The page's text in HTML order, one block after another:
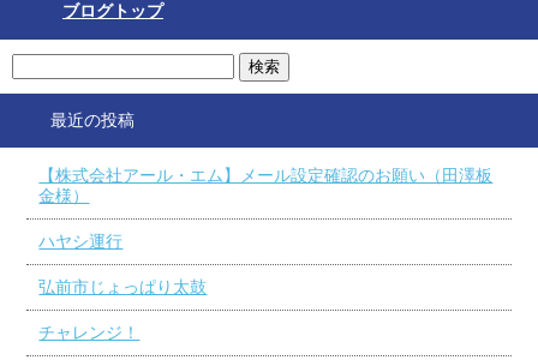
ブログトップ
最近の投稿
【株式会社アール・エム】メール設定確認のお願い（田澤板
金様）
ハヤシ運行
弘前市じょっぱり太鼓
チャレンジ！